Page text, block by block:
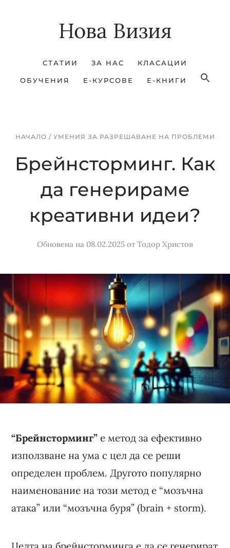
Нова Визия
СТАТИИ ЗА НАС КЛАСАЦИИ
ОБУЧЕНИЯ Е-КУРСОВЕ Е-КНИГИ
НАЧАЛО / УМЕНИЯ ЗА РАЗРЕШАВАНЕ НА ПРОБЛЕМИ
Брейнсторминг. Как
да генерираме
креативни идеи?
Обновена на 08.02.2025 от Тодор Христов
“Брейнсторминг” е метод за ефективно
използване на ума с цел да се реши
определен проблем. Другото популярно
наименование на този метод е “мозъчна
атака” или “мозъчна буря” (brain + storm).